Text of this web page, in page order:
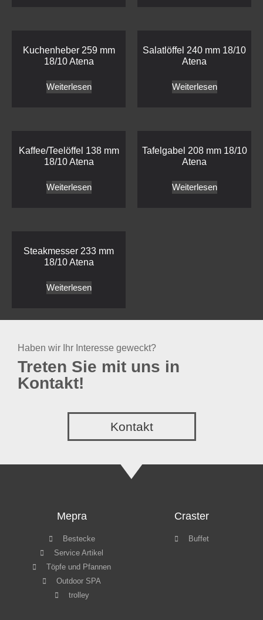
Kuchenheber 259 mm
18/10 Atena
Weiterlesen
Salatlöffel 240 mm 18/10
Atena
Weiterlesen
Kaffee/Teelöffel 138 mm
18/10 Atena
Weiterlesen
Tafelgabel 208 mm 18/10
Atena
Weiterlesen
Steakmesser 233 mm
18/10 Atena
Weiterlesen
Haben wir Ihr Interesse geweckt?
Treten Sie mit uns in
Kontakt!
Kontakt
Mepra
Bestecke
Service Artikel
Töpfe und Pfannen
Outdoor SPA
trolley
Craster
Buffet